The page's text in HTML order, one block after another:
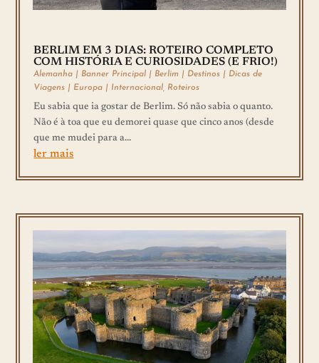
BERLIM EM 3 DIAS: ROTEIRO COMPLETO
COM HISTÓRIA E CURIOSIDADES (E FRIO!)
Alemanha | Banner Principal | Berlim | Destinos | Dicas de
Viagens | Europa | Internacional Roteiros
Eu sabia que ia gostar de Berlim. Só não sabia o quanto.
Não é à toa que eu demorei quase que cinco anos (desde
que me mudei para a...
ler mais